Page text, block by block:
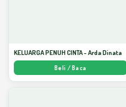
KELUARGA PENUH CINTA - Arda Dinata
Beli / Baca